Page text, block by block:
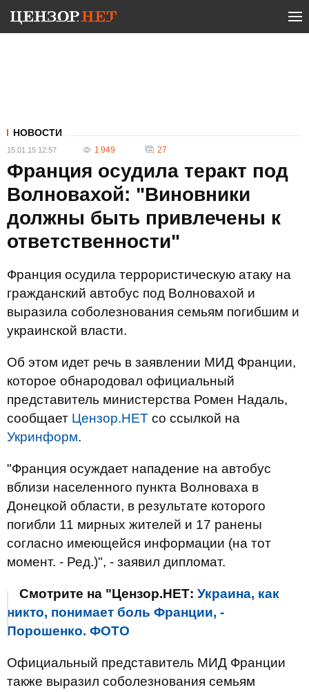
НОВОСТИ
15.01.15 12:57 1 949 27
Франция осудила теракт под
Волновахой: "Виновники
должны быть привлечены к
ответственности"
Франция осудила террористическую атаку на
гражданский автобус под Волновахой и
выразила соболезнования семьям погибшим и
украинской власти.
Об этом идет речь в заявлении МИД Франции,
которое обнародовал официальный
представитель министерства Ромен Надаль,
сообщает Цензор.НЕТ со ссылкой на
Укринформ.
"Франция осуждает нападение на автобус
вблизи населенного пункта Волноваха в
Донецкой области, в результате которого
погибли 11 мирных жителей и 17 ранены
согласно имеющейся информации (на тот
момент. - Ред.)", - заявил дипломат.
Смотрите на "Цензор.НЕТ: Украина, как
никто, понимает боль Франции, -
Порошенко. ФОТО
Официальный представитель МИД Франции
также выразил соболезнования семьям